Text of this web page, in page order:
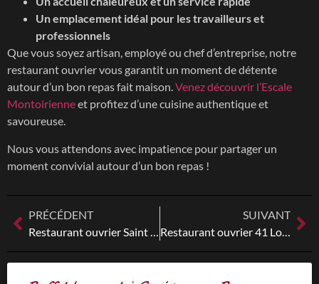
Un emplacement idéal pour les travailleurs et
professionnels
Que vous soyez artisan, employé ou chef d’entreprise, notre
restaurant ouvrier vous garantit un moment de détente
autour d’un bon repas fait maison.Venez découvrir l’Escale
Montoirienneet profitez d’une cuisine authentique et
savoureuse.
Nous vous attendons avec impatience pour partager un
moment convivial autour d’un bon repas !
PRÉCÉDENT
Restaurant ouvrier Saint Calais
SUIVANT
Restaurant ouvrier 41 Loir et Cher